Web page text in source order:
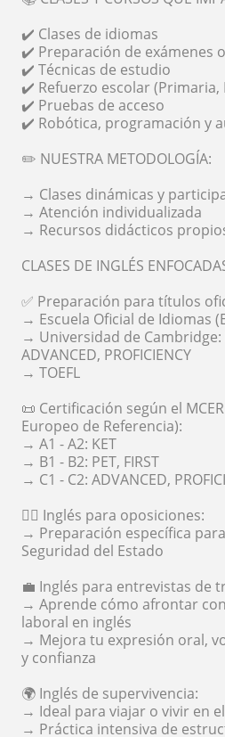
✔️ Clases de idiomas
✔️ Preparación de exámenes
✔️ Técnicas de estudio
✔️ Refuerzo escolar (Primaria,
✔️ Pruebas de acceso
✔️ Robótica, programación y
✏️ NUESTRA METODOLOGÍA:
→ Clases dinámicas y
→ Atención individualizada
→ Recursos didácticos
CLASES DE INGLÉS
✅ Preparación para títulos
→ Escuela Oficial de Idiomas
→ Universidad de Cambridge:
ADVANCED, PROFICIENCY
→ TOEFL
📜 Certificación según el
Europeo de Referencia):
→ A1 - A2: KET
→ B1 - B2: PET, FIRST
→ C1 - C2: ADVANCED,
👮‍♂️ Inglés para oposiciones:
→ Preparación específica
Seguridad del Estado
💼 Inglés para entrevistas de
→ Aprende cómo afrontar
laboral en inglés
→ Mejora tu expresión oral,
y confianza
🌍 Inglés de supervivencia:
→ Ideal para viajar o vivir en
→ Práctica intensiva de